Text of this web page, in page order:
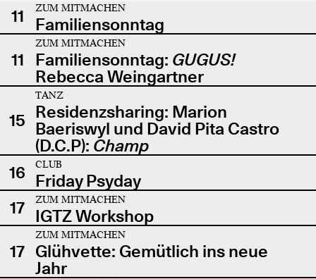
11
ZUM MITMACHEN
Familiensonntag
11
ZUM MITMACHEN
Familiensonntag: GUGUS!
Rebecca Weingartner
15
TANZ
Residenzsharing: Marion
Baeriswyl und David Pita Castro
(D.C.P): Champ
16
CLUB
Friday Psyday
17
ZUM MITMACHEN
IGTZ Workshop
17
ZUM MITMACHEN
Glühvette: Gemütlich ins neue
Jahr